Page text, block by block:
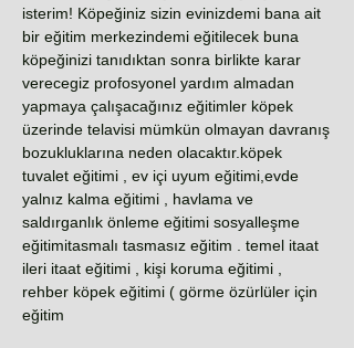
isterim! Köpeğiniz sizin evinizdemi bana ait
bir eğitim merkezindemi eğitilecek buna
köpeğinizi tanıdıktan sonra birlikte karar
verecegiz profosyonel yardım almadan
yapmaya çalışacağınız eğitimler köpek
üzerinde telavisi mümkün olmayan davranış
bozukluklarına neden olacaktır.köpek
tuvalet eğitimi , ev içi uyum eğitimi,evde
yalnız kalma eğitimi , havlama ve
saldırganlık önleme eğitimi sosyalleşme
eğitimitasmalı tasmasız eğitim . temel itaat
ileri itaat eğitimi , kişi koruma eğitimi ,
rehber köpek eğitimi ( görme özürlüler için
eğitim